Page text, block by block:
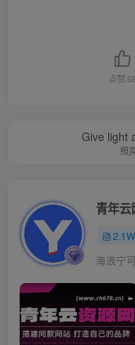
点赞
Give light
照
青年云
海浪宁